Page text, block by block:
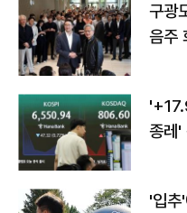
구광
음주
종레'
'입추